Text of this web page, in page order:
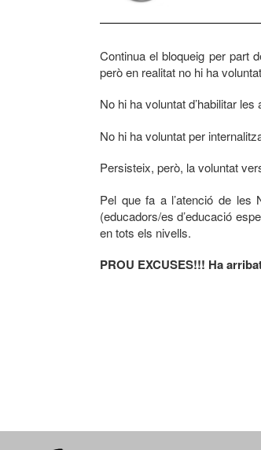
Continua el bloqueig per part
però en realitat no hi ha
No hi ha voluntat d’habilitar
No hi ha voluntat per
Persisteix, però, la voluntat
Pel que fa a l’atenció de les
(educadors/es d’educació
en tots els nivells.
PROU EXCUSES!!! Ha